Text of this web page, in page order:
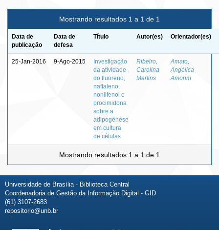
Mostrando resultados 1 a 1 de 1
Data de
publicação
Data de
defesa
Título Autor(es) Orientador(es)
25-Jan-2016 9-Ago-2015
Investigação
da atividade
do fluoreno,
naftaleno,
nonilfenol e
procimidona
sobre a
adipogênese
em cultura
de células
Ribeiro,
Carolina
Martins
Amato,
Angélica
Amorim
Mostrando resultados 1 a 1 de 1
Universidade de Brasília - Biblioteca Central
Coordenadoria de Gestão da Informação Digital - GID
(61) 3107-2683
repositorio@unb.br